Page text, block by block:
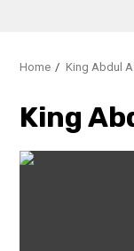
Home King Abdul
King